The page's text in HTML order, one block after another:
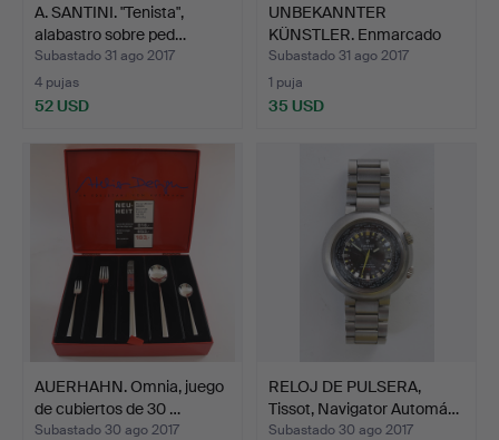
A. SANTINI. "Tenista",
alabastro sobre ped…
Subastado 31 ago 2017
4 pujas
52 USD
UNBEKANNTER
KÜNSTLER. Enmarcado
tras crist…
Subastado 31 ago 2017
1 puja
35 USD
AUERHAHN. Omnia, juego
de cubiertos de 30 …
Subastado 30 ago 2017
RELOJ DE PULSERA,
Tissot, Navigator Automá…
Subastado 30 ago 2017